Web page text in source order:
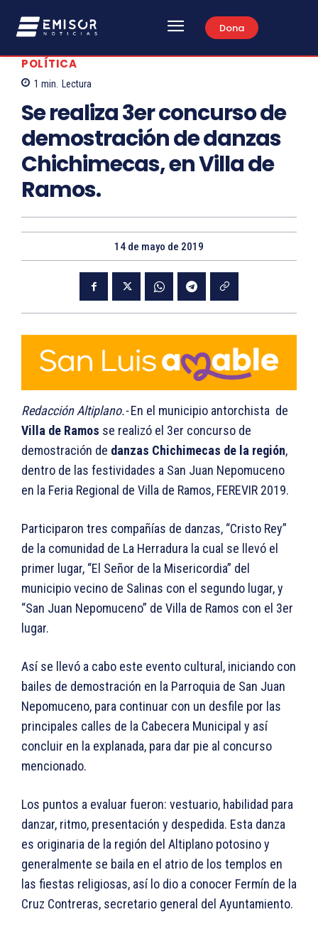
Dona
POLÍTICA
1 min. Lectura
Se realiza 3er concurso de
demostración de danzas
Chichimecas, en Villa de
Ramos.
14 de mayo de 2019
Redacción Altiplano.-En el municipio antorchista de
Villa de Ramos se realizó el 3er concurso de
demostración de danzas Chichimecas de la región,
dentro de las festividades a San Juan Nepomuceno
en la Feria Regional de Villa de Ramos, FEREVIR 2019.
Participaron tres compañías de danzas, “Cristo Rey”
de la comunidad de La Herradura la cual se llevó el
primer lugar, “El Señor de la Misericordia” del
municipio vecino de Salinas con el segundo lugar, y
“San Juan Nepomuceno” de Villa de Ramos con el 3er
lugar.
Así se llevó a cabo este evento cultural, iniciando con
bailes de demostración en la Parroquia de San Juan
Nepomuceno, para continuar con un desfile por las
principales calles de la Cabecera Municipal y así
concluir en la explanada, para dar pie al concurso
mencionado.
Los puntos a evaluar fueron: vestuario, habilidad para
danzar, ritmo, presentación y despedida. Esta danza
es originaria de la región del Altiplano potosino y
generalmente se baila en el atrio de los templos en
las fiestas religiosas, así lo dio a conocer Fermín de la
Cruz Contreras, secretario general del Ayuntamiento.